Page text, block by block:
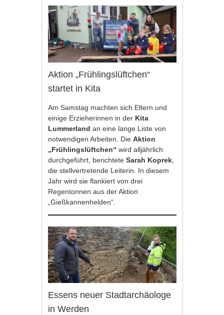
Aktion „Frühlingslüftchen“
startet in Kita
Am Samstag machten sich Eltern und
einige Erzieherinnen in der Kita
Lummerlandan eine lange Liste von
notwendigen Arbeiten. DieAktion
„Frühlingslüftchen“ wird alljährlich
durchgeführt, berichteteSarah Koprek
die stellvertretende Leiterin. In diesem
Jahr wird sie flankiert von drei
Regentonnen aus der Aktion
„Gießkannenhelden“.
Essens neuer Stadtarchäologe
in Werden